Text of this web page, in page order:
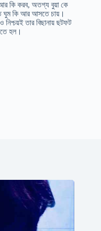
কি করব, অতগ্য বুয়া কে
ঘুম কি আর আসতে চায়।
তার বিছানায় ছটফট
হল।